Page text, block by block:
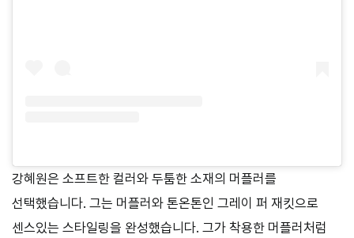
강혜원은 소프트한 컬러와 두툼한 소재의 머플러를
선택했습니다. 그는 머플러와 톤온톤인 그레이 퍼 재킷으로
센스있는 스타일링을 완성했습니다. 그가 착용한 머플러처럼